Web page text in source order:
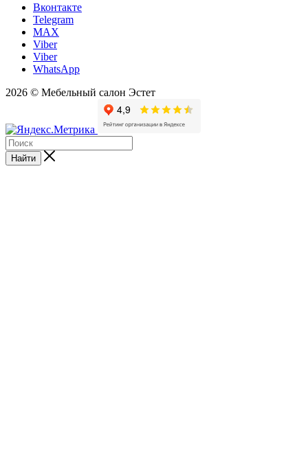
Вконтакте
Telegram
MAX
Viber
Viber
WhatsApp
2026 © Мебельный салон Эстет
Найти